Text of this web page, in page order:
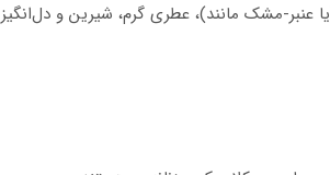
عنبر‑مشک مانند)، عطری گرم، شیرین و دل‌انگیز